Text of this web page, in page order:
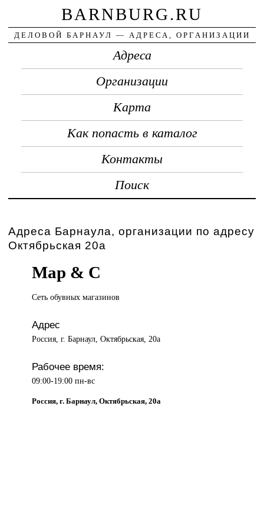
BARNBURG.RU
ДЕЛОВОЙ БАРНАУЛ — АДРЕСА, ОРГАНИЗАЦИИ
Адреса
Организации
Карта
Как попасть в каталог
Контакты
Поиск
Адреса Барнаула, организации по адресу
Октябрьская 20а
Мар & С
Сеть обувныхмагазинов
Адрес
Россия, г. Барнаул, Октябрьская, 20а
Рабочее время:
09:00-19:00 пн-вс
Россия, г. Барнаул, Октябрьская, 20а